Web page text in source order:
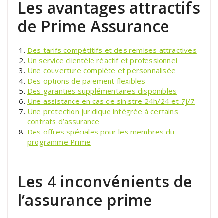
Les avantages attractifs
de Prime Assurance
Des tarifs compétitifs et des remises attractives
Un service clientèle réactif et professionnel
Une couverture complète et personnalisée
Des options de paiement flexibles
Des garanties supplémentaires disponibles
Une assistance en cas de sinistre 24h/24 et 7j/7
Une protection juridique intégrée à certains
contrats d’assurance
Des offres spéciales pour les membres du
programme Prime
Les 4 inconvénients de
l’assurance prime